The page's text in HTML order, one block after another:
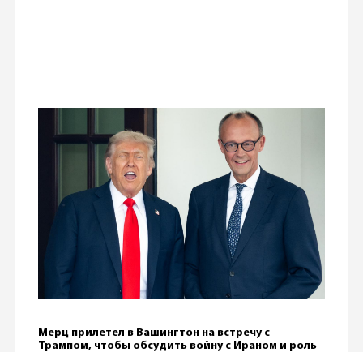
Мерц прилетел в Вашингтон на встречу с
Трампом, чтобы обсудить войну с Ираном и роль